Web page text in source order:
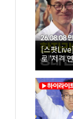
[스팟
로 ‘저격
26.08.08
보 인천